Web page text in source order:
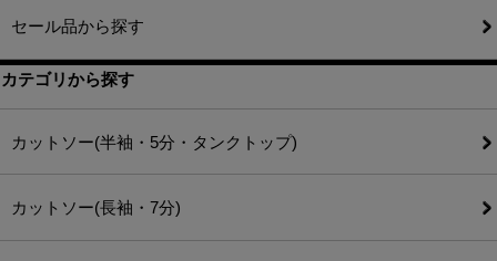
セール品から探す
カテゴリから探す
カットソー(半袖・5分・タンクトップ)
カットソー(長袖・7分)